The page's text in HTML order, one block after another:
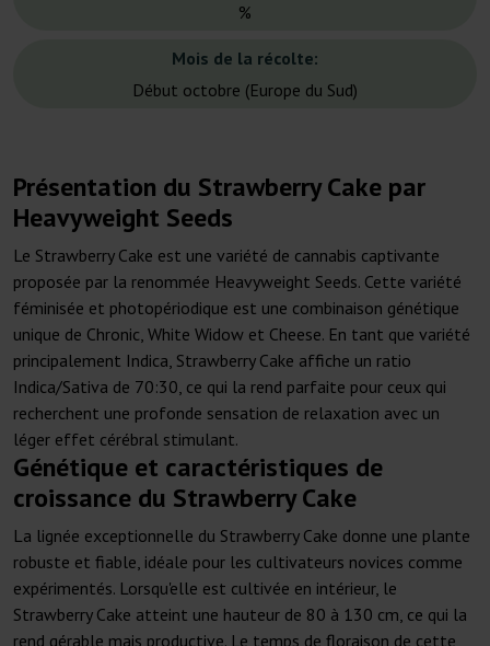
%
Mois de la récolte:
Début octobre (Europe du Sud)
Présentation du Strawberry Cake par
Heavyweight Seeds
Le Strawberry Cake est une variété de cannabis captivante
proposée par la renommée Heavyweight Seeds. Cette variété
féminisée et photopériodique est une combinaison génétique
unique de Chronic, White Widow et Cheese. En tant que variété
principalement Indica, Strawberry Cake affiche un ratio
Indica/Sativa de 70:30, ce qui la rend parfaite pour ceux qui
recherchent une profonde sensation de relaxation avec un
léger effet cérébral stimulant.
Génétique et caractéristiques de
croissance du Strawberry Cake
La lignée exceptionnelle du Strawberry Cake donne une plante
robuste et fiable, idéale pour les cultivateurs novices comme
expérimentés. Lorsqu'elle est cultivée en intérieur, le
Strawberry Cake atteint une hauteur de 80 à 130 cm, ce qui la
rend gérable mais productive. Le temps de floraison de cette